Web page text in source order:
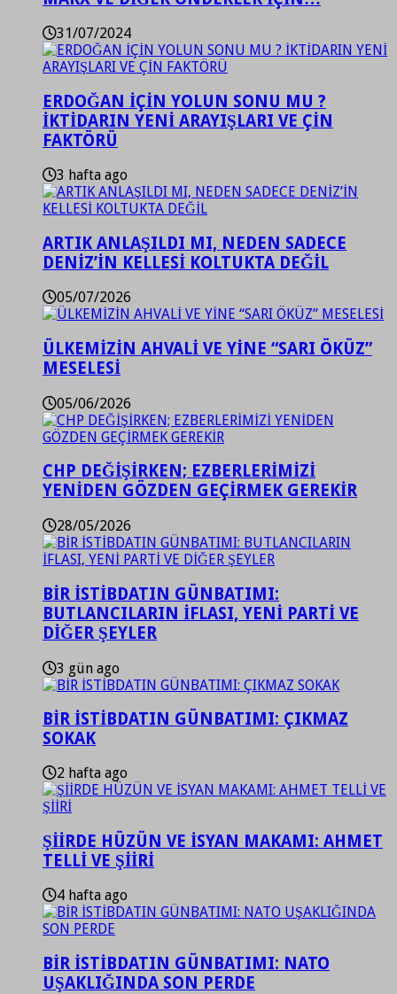
31/07/2024
ERDOĞAN İÇİN YOLUN SONU MU ?
İKTİDARIN YENİ ARAYIŞLARI VE ÇİN
FAKTÖRÜ
3 hafta ago
ARTIK ANLAŞILDI MI, NEDEN SADECE
DENİZ’İN KELLESİ KOLTUKTA DEĞİL
05/07/2026
ÜLKEMİZİN AHVALİ VE YİNE “SARI ÖKÜZ”
MESELESİ
05/06/2026
CHP DEĞİŞİRKEN; EZBERLERİMİZİ
YENİDEN GÖZDEN GEÇİRMEK GEREKİR
28/05/2026
BİR İSTİBDATIN GÜNBATIMI:
BUTLANCILARIN İFLASI, YENİ PARTİ VE
DİĞER ŞEYLER
3 gün ago
BİR İSTİBDATIN GÜNBATIMI: ÇIKMAZ
SOKAK
2 hafta ago
ŞİİRDE HÜZÜN VE İSYAN MAKAMI: AHMET
TELLİ VE ŞİİRİ
4 hafta ago
BİR İSTİBDATIN GÜNBATIMI: NATO
UŞAKLIĞINDA SON PERDE